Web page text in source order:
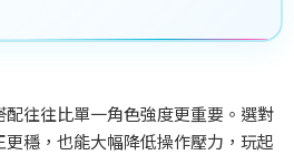
往往比單一角色強度更重要。選對
穩，也能大幅降低操作壓力，玩起